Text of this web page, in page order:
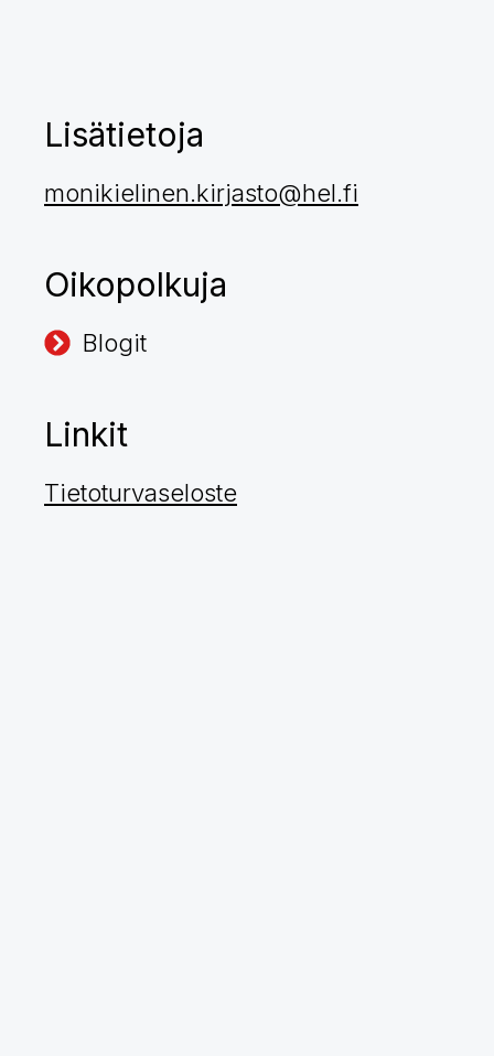
Lisätietoja
monikielinen.kirjasto@hel.fi
Oikopolkuja
Blogit
Linkit
Tietoturvaseloste